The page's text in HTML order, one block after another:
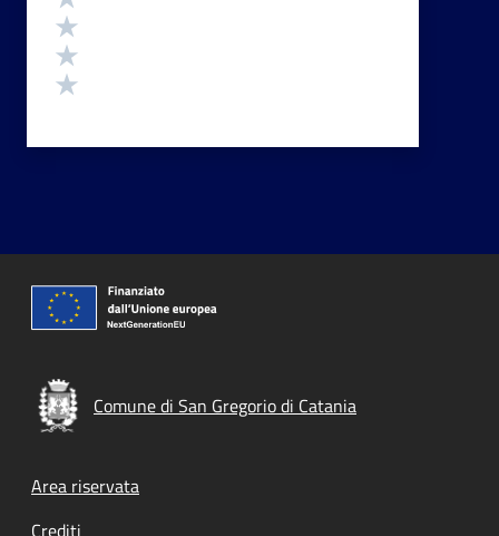
Comune di San Gregorio di Catania
Footer menu
Area riservata
Crediti